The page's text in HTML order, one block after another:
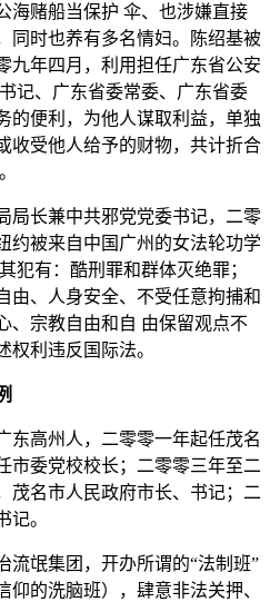
海赌船当保护 伞、也涉嫌直接
同时也养有多名情妇。陈绍基被
九年四月，利用担任广东省公安
记、广东省委常委、广东省委
的便利，为他人谋取利益，单独
收受他人给予的财物，共计折合
局长兼中共邪党党委书记，二零
约被来自中国广州的女法轮功学
犯有：酷刑罪和群体灭绝罪；
由、人身安全、不受任意拘捕和
、宗教自由和自 由保留观点不
权利违反国际法。
东高州人，二零零一年起任茂名
市委党校校长；二零零三年至二
茂名市人民政府市长、书记；二
记。
流氓集团，开办所谓的“法制班”
仰的洗脑班），肆意非法关押、